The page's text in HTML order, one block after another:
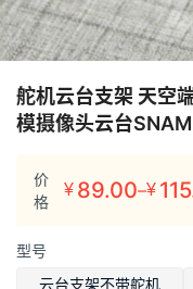
舵机云台支架 天空
模摄像头云台
价
格
¥ 89.00–¥
价
范
围：
型号
云台支架不带舵机